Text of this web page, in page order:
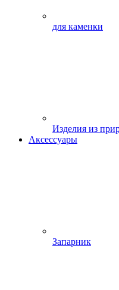
для каменки
Изделия из
Аксессуары
Запарник